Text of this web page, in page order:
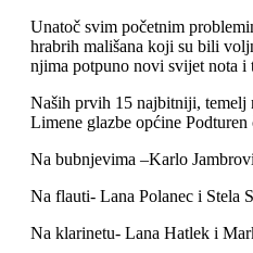
Unatoč svim početnim
hrabrih mališana koji su bili
njima potpuno novi svijet nota i
Naših prvih 15 najbitniji, temelj
Limene glazbe općine Podturen
Na bubnjevima –Karlo
Na flauti- Lana Polanec i Stela
Na klarinetu- Lana Hatlek i